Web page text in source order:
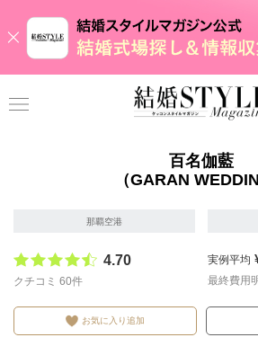
百名伽藍
（GARAN
那覇空港
4.70
クチコミ 60件
実例平均
最終費用
お気に入り追加